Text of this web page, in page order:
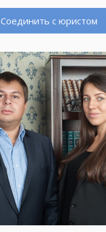
Соединить с юристом